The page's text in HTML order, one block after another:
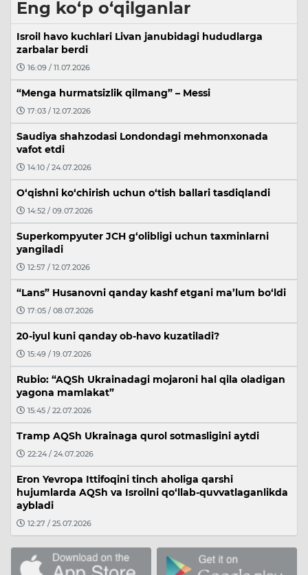
Eng ko‘p o‘qilganlar
Isroil havo kuchlari Livan janubidagi hududlarga
zarbalar berdi
16:09 / 11.07.2026
“Menga hurmatsizlik qilmang” – Messi
17:03 / 12.07.2026
Saudiya shahzodasi Londondagi mehmonxonada
vafot etdi
14:10 / 24.07.2026
O‘qishni ko‘chirish uchun o‘tish ballari tasdiqlandi
14:52 / 09.07.2026
Superkompyuter JCH g‘olibligi uchun taxminlarni
yangiladi
12:57 / 12.07.2026
“Lans” Husanovni qanday kashf etgani ma’lum bo‘ldi
17:05 / 08.07.2026
20-iyul kuni qanday ob-havo kuzatiladi?
15:49 / 19.07.2026
Rubio: “AQSh Ukrainadagi mojaroni hal qila oladigan
yagona mamlakat”
15:45 / 22.07.2026
Tramp AQSh Ukrainaga qurol sotmasligini aytdi
22:24 / 24.07.2026
Eron Yevropa Ittifoqini tinch aholiga qarshi
hujumlarda AQSh va Isroilni qo‘llab-quvvatlaganlikda
aybladi
12:27 / 25.07.2026